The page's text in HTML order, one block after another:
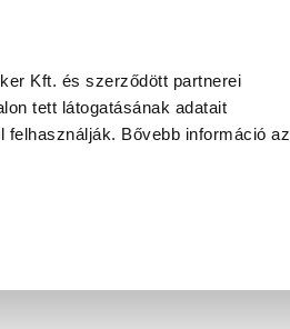
Kft. és szerződött partnerei
tett látogatásának adatait
Bővebb információ az